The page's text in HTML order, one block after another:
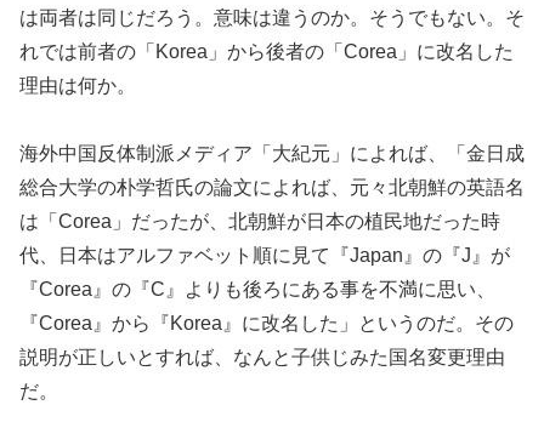
は両者は同じだろう。意味は違うのか。そうでもない。そ
れでは前者の「Korea」から後者の「Corea」に改名した
理由は何か。
海外中国反体制派メディア「大紀元」によれば、「金日成
総合大学の朴学哲氏の論文によれば、元々北朝鮮の英語名
は「Corea」だったが、北朝鮮が日本の植民地だった時
代、日本はアルファベット順に見て『Japan』の『J』が
『Corea』の『C』よりも後ろにある事を不満に思い、
『Corea』から『Korea』に改名した」というのだ。その
説明が正しいとすれば、なんと子供じみた国名変更理由
だ。